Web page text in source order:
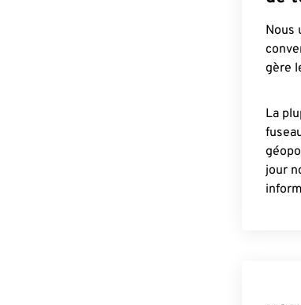
Nous
gère
La
jour